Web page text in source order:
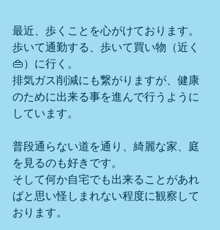
最近、歩くことを心がけております。
歩いて通勤する、歩いて買い物（近く
👜）に行く。
排気ガス削減にも繋がりますが、健康
のために出来る事を進んで行うように
しています。
普段通らない道を通り、綺麗な家、庭
を見るのも好きです。
そして何か自宅でも出来ることがあれ
ばと思い怪しまれない程度に観察して
おります。